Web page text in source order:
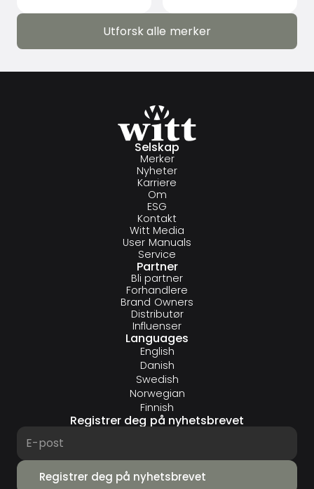
Utforsk alle merker
Utforsk alle merker
Selskap
Merker
Nyheter
Karriere
Om
ESG
Kontakt
Witt Media
User Manuals
Service
Partner
Bli partner
Forhandlere
Brand Owners
Distributør
Influenser
Languages
English
Danish
Swedish
Norwegian
Finnish
Registrer deg på nyhetsbrevet